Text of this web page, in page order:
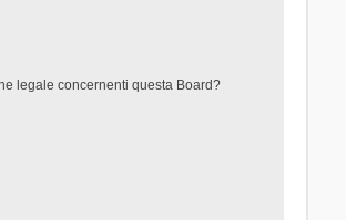
legale concernenti questa Board?